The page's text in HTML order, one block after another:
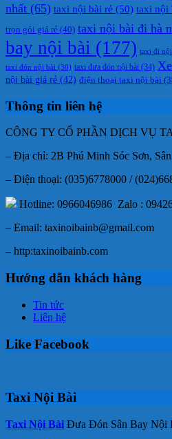
nhất (65) taxi nội bài rẻ (50) taxi nội
trọn gói giá rẻ (40) taxi nội bài đi hà
bay nội bài (177) taxi đi
taxi đón nội bài (30) taxi đưa đón nội bài (34)
nội bài giá rẻ (42) điện thoại taxi nội bài
Thông tin liên hệ
CÔNG TY CỔ PHẦN DỊCH VỤ
– Địa chỉ: 2B Phú Minh Sóc Sơn,
– Điện thoại: (035)6778000 /
Hotline: 0966046986 Zalo :
– Email: taxinoibainb@gmail.com
– http:taxinoibainb.com
Hướng dẫn khách hàng
Tin tức
Liên hệ
Like Facebook
Taxi Nội Bài
Taxi Nội Bài Đưa Đón Sân Bay Nội